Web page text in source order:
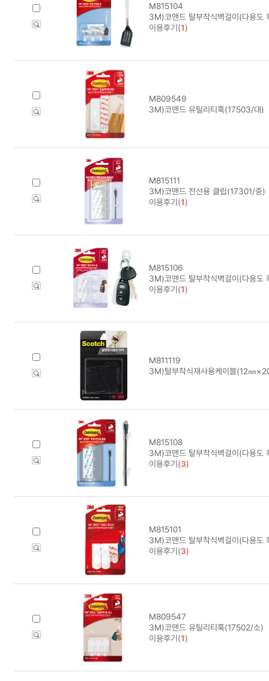
M815104
3M)코맨드 탈부착식벽걸이(다용
이용후기(1)
M809549
3M)코맨드 유틸리티훅(17503/대)
M815111
3M)코맨드 전선용 클립(17301/중)
이용후기(1)
M815106
3M)코맨드 탈부착식벽걸이(다용
이용후기(1)
M811119
3M)탈부착식재사용케이블(12㎜
M815108
3M)코맨드 탈부착식벽걸이(다용도
이용후기(3)
M815101
3M)코맨드 탈부착식벽걸이(다용도
이용후기(3)
M809547
3M)코맨드 유틸리티훅(17502/소)
이용후기(1)